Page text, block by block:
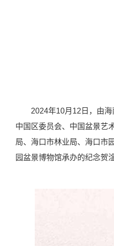
2024年10月12日，由
中国区委员会、中国盆景艺
局、海口市林业局、海口市
园盆景博物馆承办的纪念贺